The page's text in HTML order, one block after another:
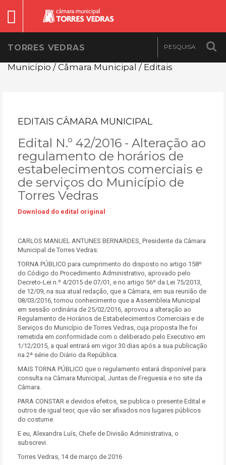
TORRES VEDRAS
Município / Câmara Municipal / Editais
EDITAIS CÂMARA MUNICIPAL
Edital N.º 42/2016 - Alteração ao
regulamento de horários de
estabelecimentos comerciais e
de serviços do Município de
Torres Vedras
Download do edital original
CARLOS MANUEL ANTUNES BERNARDES, Presidente da Câmara
Municipal de Torres Vedras:
TORNA PÚBLICO para cumprimento do disposto no artigo 158º
do Código do Procedimento Administrativo, aprovado pelo
Decreto-Lei n.º 4/2015 de 07/01, e no artigo 56º da Lei 75/2013,
de 12/09, na sua atual redação, que a Câmara, em sua reunião de
08/03/2016, tomou conhecimento que a Assembleia Municipal
em sessão ordinária de 25/02/2016, aprovou a alteração ao
Regulamento de Horários de Estabelecimentos Comerciais e de
Serviços do Município de Torres Vedras, cuja proposta lhe foi
remetida em conformidade com o deliberado pelo Executivo em
1/12/2015, a qual entrará em vigor 30 dias após a sua publicação
na 2ª série do Diário da República.
MAIS TORNA PÚBLICO que o regulamento estará disponível para
consulta na Câmara Municipal, Juntas de Freguesia e no site da
Câmara.
PARA CONSTAR e devidos efeitos, se publica o presente Edital e
outros de igual teor, que vão ser afixados nos lugares públicos
do costume.
E eu, Alexandra Luís, Chefe de Divisão Administrativa, o
subscrevi.
Torres Vedras, 14 de março de 2016